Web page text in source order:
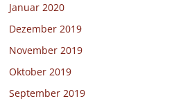
Januar 2020
Dezember 2019
November 2019
Oktober 2019
September 2019